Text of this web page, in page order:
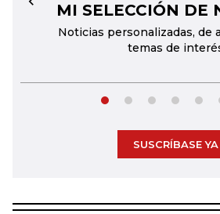
MI SELECCIÓN DE
Noticias personalizadas, de
temas de
←
SUSCRÍBASE YA